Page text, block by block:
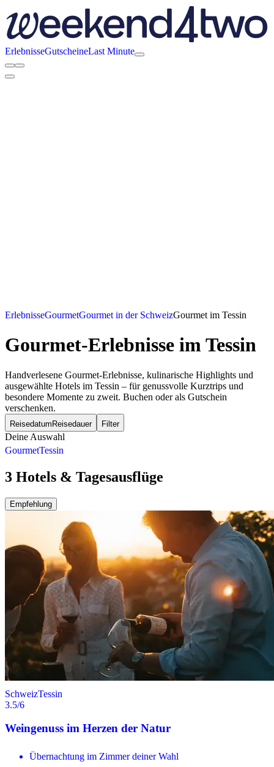
ErlebnisseGutscheineLast Minute
ErlebnisseGourmetGourmet in der SchweizGourmet im Tessin
Gourmet-Erlebnisse im Tessin
Handverlesene Gourmet-Erlebnisse, kulinarische Highlights und
ausgewählte Hotels im Tessin – für genussvolle Kurztrips und
besondere Momente zu zweit. Buchen oder als Gutschein
verschenken.
Reisedatum Reisedauer Filter
Deine Auswahl
GourmetTessin
3 Hotels & Tagesausflüge
Empfehlung
SchweizTessin
3.5/6
Weingenuss im Herzen der Natur
Übernachtung im Zimmer deiner Wahl